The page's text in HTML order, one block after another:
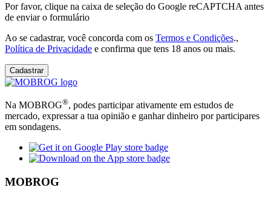
Por favor, clique na caixa de seleção do Google reCAPTCHA antes
de enviar o formulário
Ao se cadastrar, você concorda com os Termos e Condições.,
Política de Privacidade e confirma que tens 18 anos ou mais.
Cadastrar
Na MOBROG®, podes participar ativamente em estudos de
mercado, expressar a tua opinião e ganhar dinheiro por participares
em sondagens.
MOBROG